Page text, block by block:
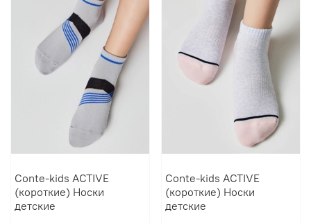
Conte-kids ACTIVE
(короткие) Носки
детские
Conte-kids ACTIVE
(короткие) Носки
детские